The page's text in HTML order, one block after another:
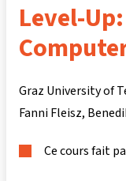
Level-
Graz University of
Fanni Fleisz
Ce cours fait